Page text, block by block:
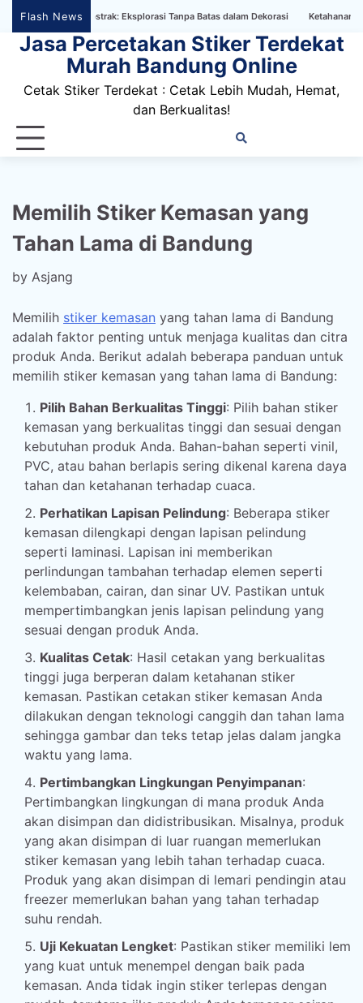
Skip
content
Flash News
Bertema Abstrak: Eksplorasi Tanpa Batas dalam Dekorasi Ketahanan Stiker
Jasa Percetakan Stiker Terdekat
Murah Bandung Online
Cetak Stiker Terdekat : Cetak Lebih Mudah, Hemat,
dan Berkualitas!
Memilih Stiker Kemasan yang
Tahan Lama di Bandung
by Asjang
Memilih stiker kemasan yang tahan lama di Bandung
adalah faktor penting untuk menjaga kualitas dan citra
produk Anda. Berikut adalah beberapa panduan untuk
memilih stiker kemasan yang tahan lama di Bandung:
Pilih Bahan Berkualitas Tinggi: Pilih bahan stiker
kemasan yang berkualitas tinggi dan sesuai dengan
kebutuhan produk Anda. Bahan-bahan seperti vinil,
PVC, atau bahan berlapis sering dikenal karena daya
tahan dan ketahanan terhadap cuaca.
Perhatikan Lapisan Pelindung: Beberapa stiker
kemasan dilengkapi dengan lapisan pelindung
seperti laminasi. Lapisan ini memberikan
perlindungan tambahan terhadap elemen seperti
kelembaban, cairan, dan sinar UV. Pastikan untuk
mempertimbangkan jenis lapisan pelindung yang
sesuai dengan produk Anda.
Kualitas Cetak: Hasil cetakan yang berkualitas
tinggi juga berperan dalam ketahanan stiker
kemasan. Pastikan cetakan stiker kemasan Anda
dilakukan dengan teknologi canggih dan tahan lama
sehingga gambar dan teks tetap jelas dalam jangka
waktu yang lama.
Pertimbangkan Lingkungan Penyimpanan:
Pertimbangkan lingkungan di mana produk Anda
akan disimpan dan didistribusikan. Misalnya, produk
yang akan disimpan di luar ruangan memerlukan
stiker kemasan yang lebih tahan terhadap cuaca.
Produk yang akan disimpan di lemari pendingin atau
freezer memerlukan bahan yang tahan terhadap
suhu rendah.
Uji Kekuatan Lengket: Pastikan stiker memiliki lem
yang kuat untuk menempel dengan baik pada
kemasan. Anda tidak ingin stiker terlepas dengan